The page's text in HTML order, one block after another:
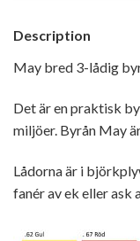
Description
May bred 3-lådig
Det är en praktisk
miljöer. Byrån May
Lådorna är i
fanér av ek eller ask